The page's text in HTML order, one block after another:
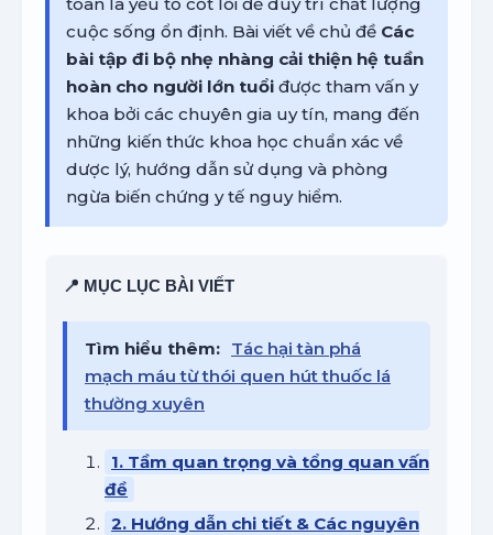
cuộc sống ổn định. Bài viết về chủ đề Các
bài tập đi bộ nhẹ nhàng cải thiện hệ tuần
hoàn cho người lớn tuổi được tham vấn y
khoa bởi các chuyên gia uy tín, mang đến
những kiến thức khoa học chuẩn xác về
dược lý, hướng dẫn sử dụng và phòng
ngừa biến chứng y tế nguy hiểm.
📍 MỤC LỤC BÀI VIẾT
Tìm hiểu thêm: Tác hại tàn phá
mạch máu từ thói quen hút thuốc lá
thường xuyên
1. Tầm quan trọng và tổng quan vấn
đề
2. Hướng dẫn chi tiết & Các nguyên